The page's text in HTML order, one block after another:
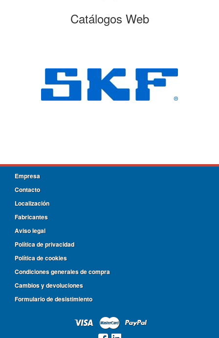
Catálogos Web
Empresa
Contacto
Localización
Fabricantes
Aviso legal
Política de privacidad
Política de cookies
Condiciones generales de compra
Cambios y devoluciones
Formulario de desistimiento